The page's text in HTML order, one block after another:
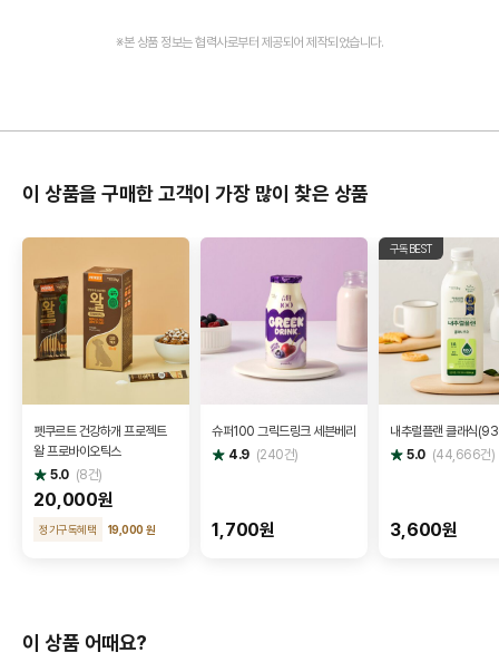
※본 상품 정보는 협력사로부터 제공되어 제작되었습니다.
이 상품을 구매한 고객이 가장 많이 찾은 상품
펫쿠르트 건강하개 프로젝트
왈 프로바이오틱스
별
점
5.0 (8건)
20,000원
정기구독혜택 19,000 원
슈퍼100 그릭드링크 세븐베리
별
점
4.9 (240건)
1,700원
구독BEST
내추럴플랜 클래식
별
점
5.0 (44,666건)
3,600원
이 상품 어때요?